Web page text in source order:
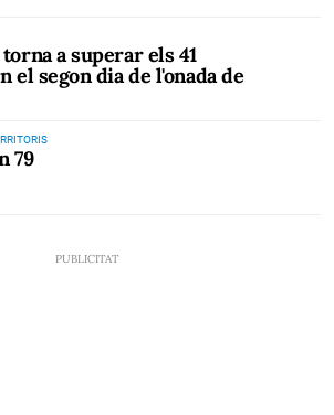
a superar els 41
el segon dia de l'onada de
79